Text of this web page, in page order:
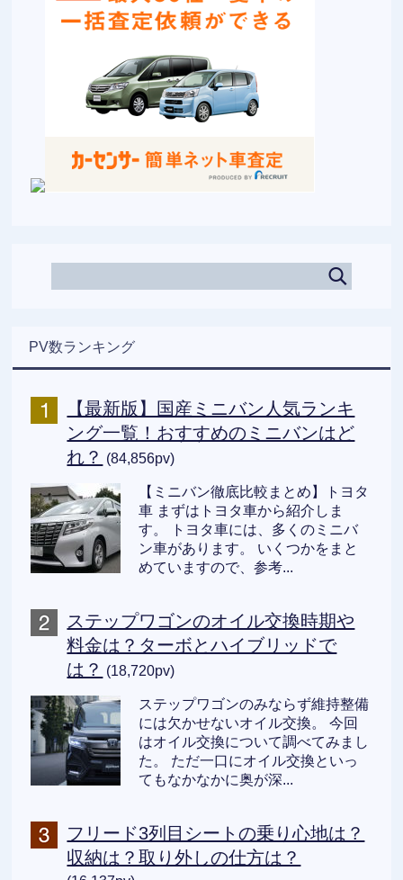
PV数ランキング
【最新版】国産ミニバン人気ランキ
ング一覧！おすすめのミニバンはど
れ？ (84,856pv)
【ミニバン徹底比較まとめ】トヨタ
車 まずはトヨタ車から紹介しま
す。 トヨタ車には、多くのミニバ
ン車があります。 いくつかをまと
めていますので、参考...
ステップワゴンのオイル交換時期や
料金は？ターボとハイブリッドで
は？ (18,720pv)
ステップワゴンのみならず維持整備
には欠かせないオイル交換。 今回
はオイル交換について調べてみまし
た。 ただ一口にオイル交換といっ
てもなかなかに奥が深...
フリード3列目シートの乗り心地は？
収納は？取り外しの仕方は？